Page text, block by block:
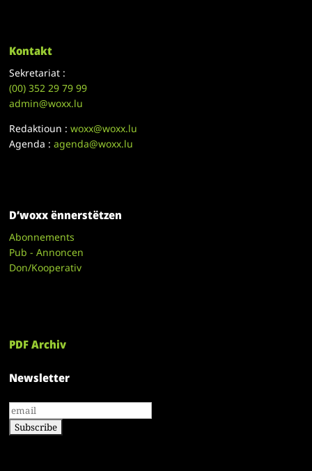
Kontakt
Sekretariat :
(00)352 29 79 99
admin@woxx.lu
Redaktioun :woxx@woxx.lu
Agenda :agenda@woxx.lu
D’woxx ënnerstëtzen
Abonnements
Pub - Annoncen
Don/Kooperativ
PDF Archiv
Newsletter